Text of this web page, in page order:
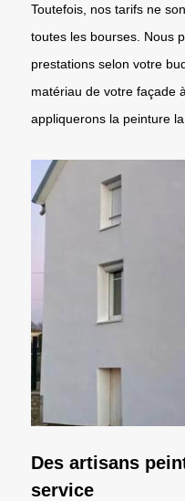
Toutefois, nos tarifs ne
toutes les bourses. Nous
prestations selon votre
matériau de votre façade
appliquerons la peinture
Des artisans
service